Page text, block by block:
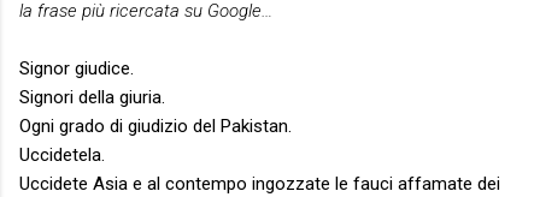
la frase più ricercata su Google…
Signor giudice.
Signori della giuria.
Ogni grado di giudizio del Pakistan.
Uccidetela.
Uccidete Asia e al contempo ingozzate le fauci affamate dei